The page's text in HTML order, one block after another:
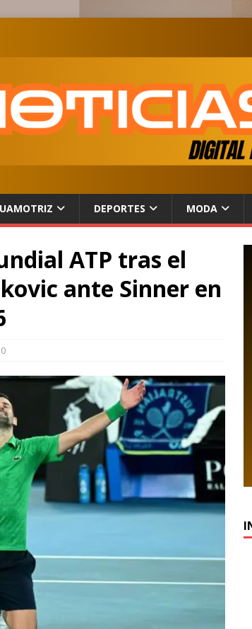
DEPORTES MODA
ATP tras el
ante Sinner en
0